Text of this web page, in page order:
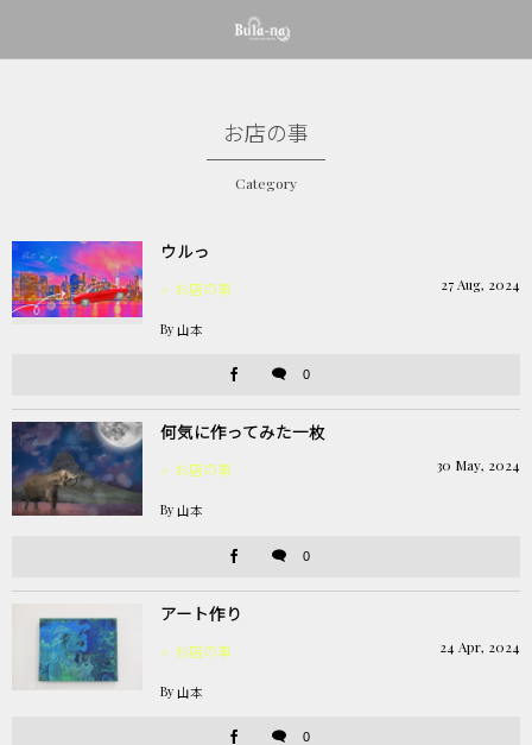
お店の事
Category
ウルっ
お店の事 27 Aug, 2024
By 山本
0
何気に作ってみた一枚
お店の事 30 May, 2024
By 山本
0
アート作り
お店の事 24 Apr, 2024
By 山本
0